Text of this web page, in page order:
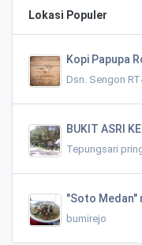
Lokasi Populer
Kopi Papupa
Dsn. Sengon
BUKIT ASRI
Tepungsari
"Soto Medan"
bumirejo